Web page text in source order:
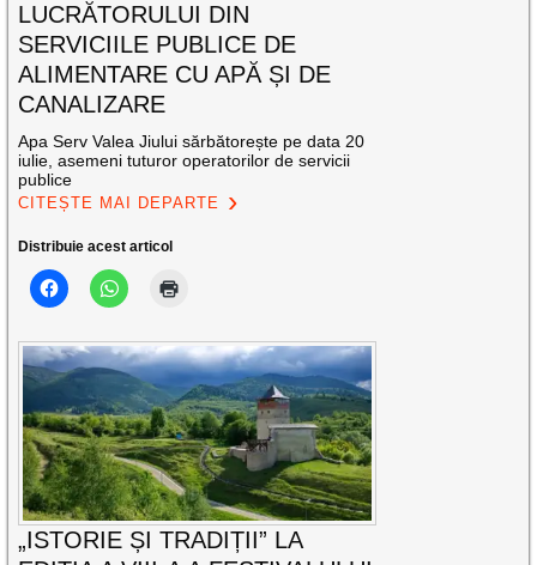
LUCRĂTORULUI DIN
SERVICIILE PUBLICE DE
ALIMENTARE CU APĂ ȘI DE
CANALIZARE
Apa Serv Valea Jiului sărbătorește pe data 20
iulie, asemeni tuturor operatorilor de servicii
publice
CITEȘTE MAI DEPARTE
Distribuie acest articol
„ISTORIE ȘI TRADIȚII” LA